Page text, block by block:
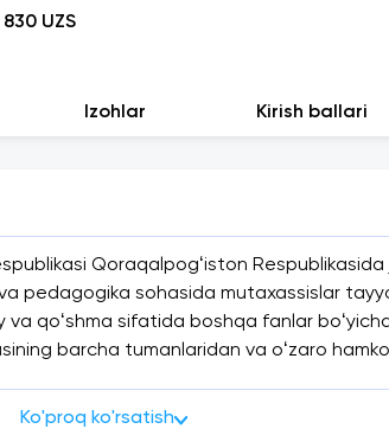
830UZS
Izohlar Kirish ballari
Qoraqalpogʻiston Respublikasida
pedagogika sohasida mutaxassislar
qoʻshma sifatida boshqa fanlar
barcha tumanlaridan va oʻzaro
Ko'proq ko'rsatish